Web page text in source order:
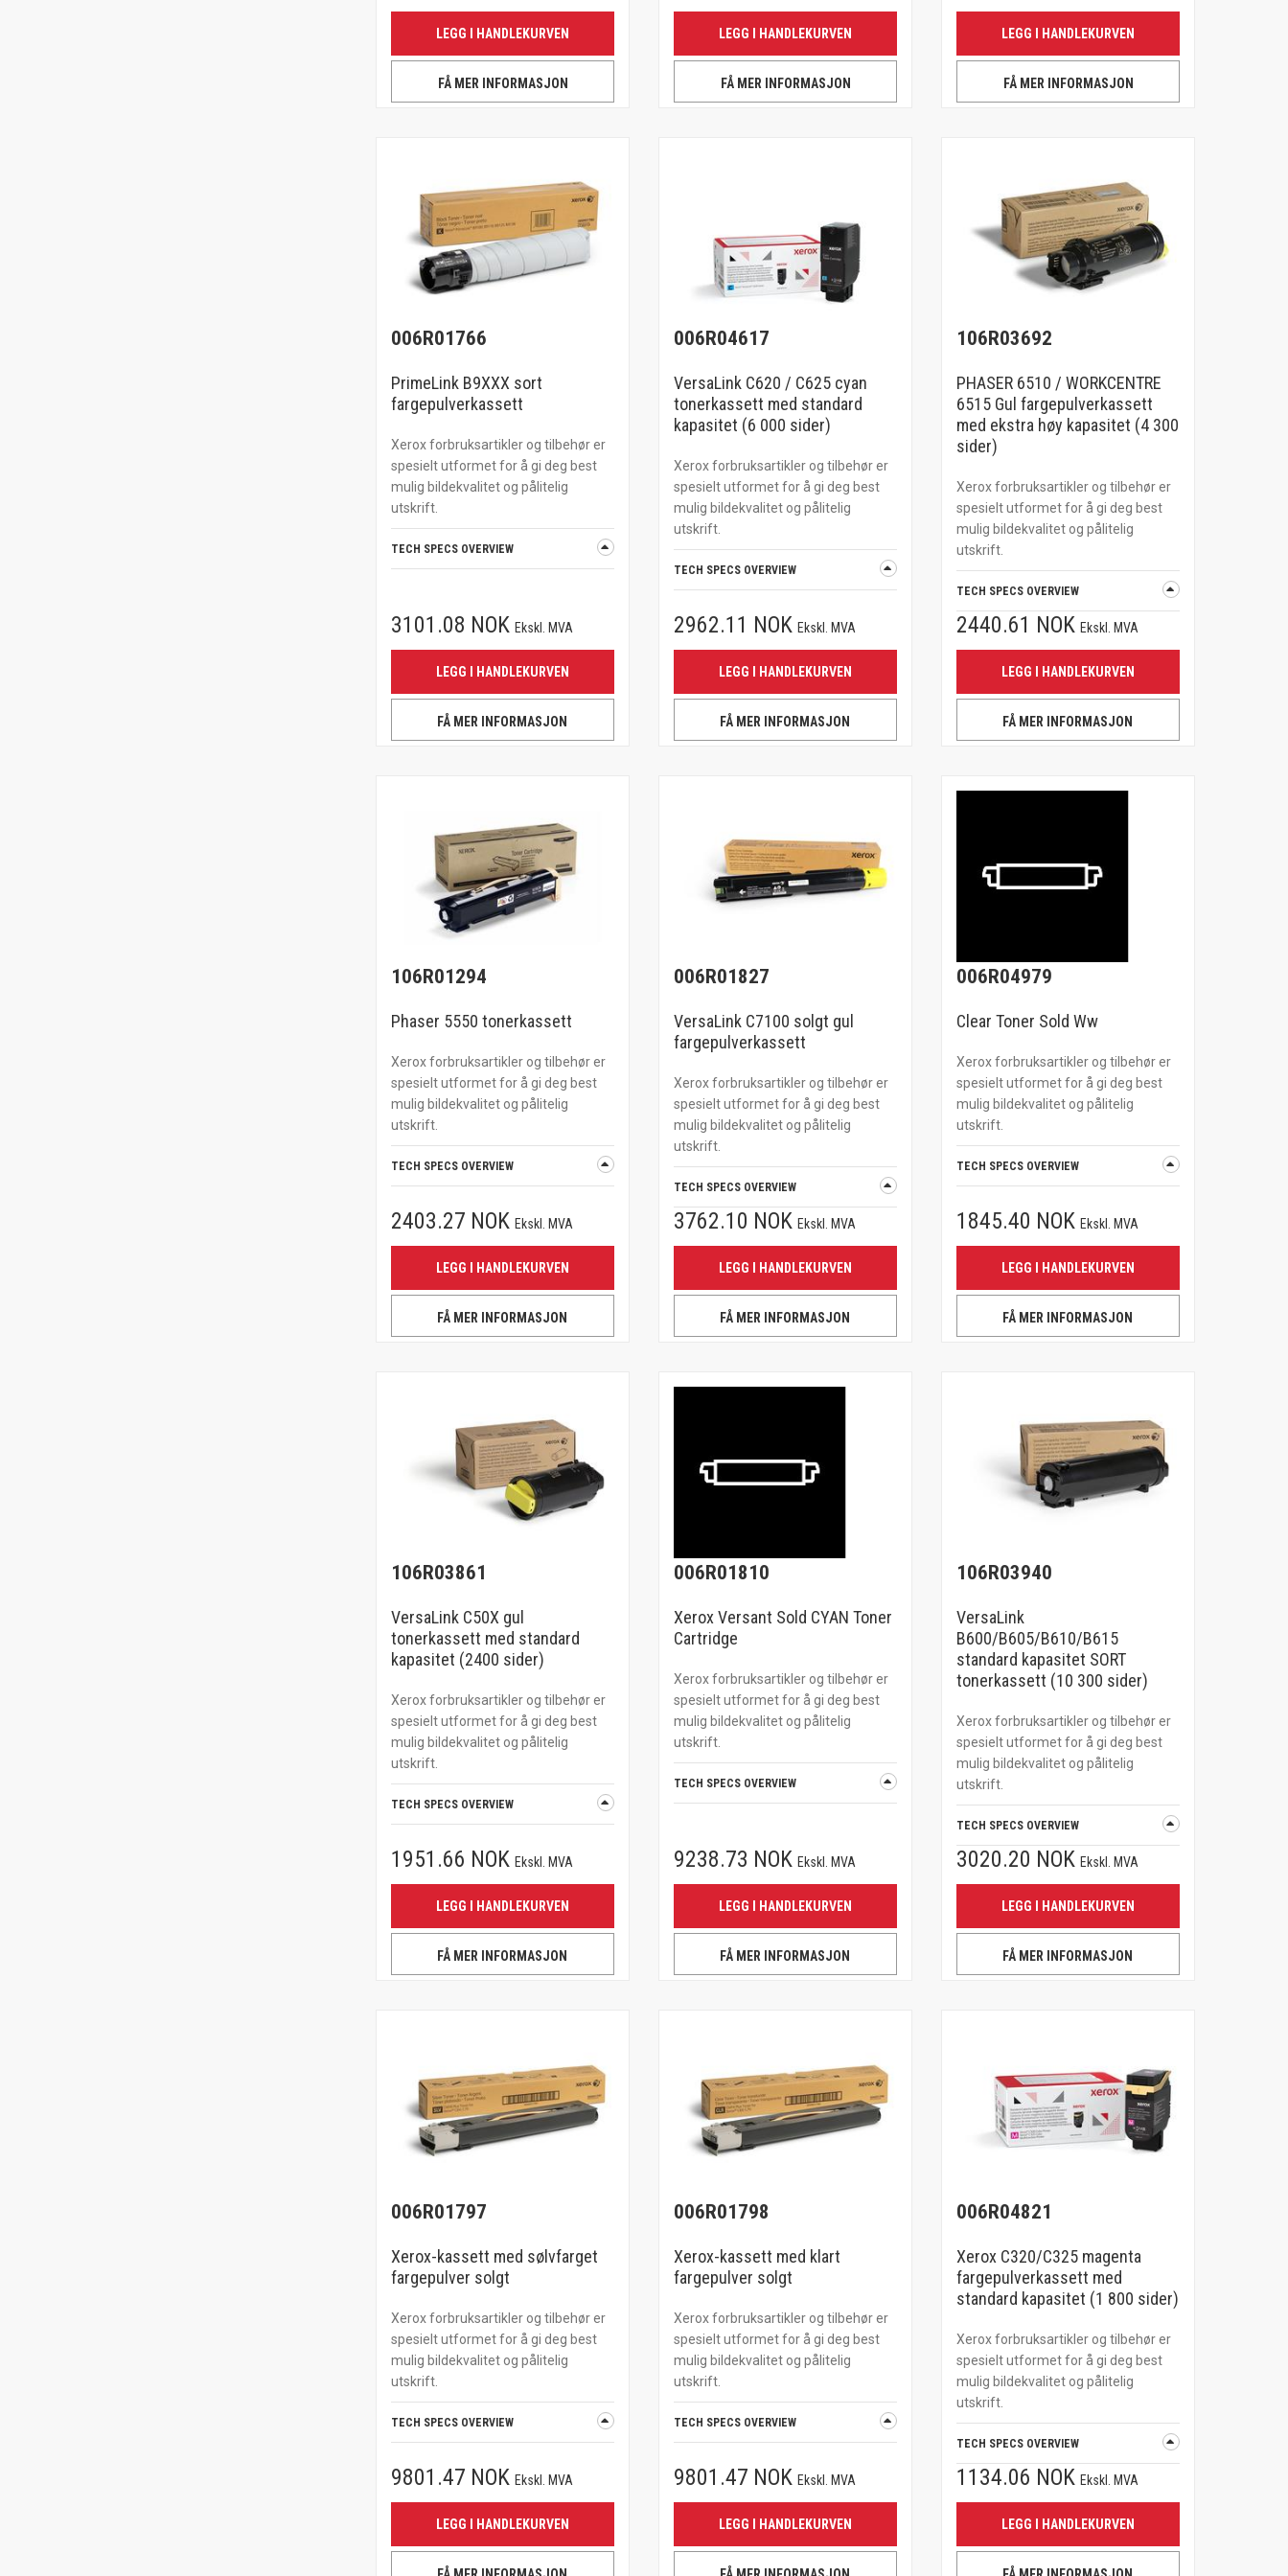
LEGG I HANDLEKURVEN
FÅ MER INFORMASJON
LEGG I HANDLEKURVEN
FÅ MER INFORMASJON
LEGG I HANDLEKURVEN
FÅ MER INFORMASJON
006R01766
PrimeLink B9XXX sort
fargepulverkassett
Xerox forbruksartikler og tilbehør er
spesielt utformet for å gi deg best
mulig bildekvalitet og pålitelig
utskrift.
TECH SPECS OVERVIEW
3101.08 NOK Ekskl. MVA
LEGG I HANDLEKURVEN
FÅ MER INFORMASJON
006R04617
VersaLink C620 / C625 cyan
tonerkassett med standard
kapasitet (6 000 sider)
Xerox forbruksartikler og tilbehør er
spesielt utformet for å gi deg best
mulig bildekvalitet og pålitelig
utskrift.
TECH SPECS OVERVIEW
2962.11 NOK Ekskl. MVA
LEGG I HANDLEKURVEN
FÅ MER INFORMASJON
106R03692
PHASER 6510 / WORKCENTRE
6515 Gul fargepulverkassett
med ekstra høy kapasitet (4 300
sider)
Xerox forbruksartikler og tilbehør er
spesielt utformet for å gi deg best
mulig bildekvalitet og pålitelig
utskrift.
TECH SPECS OVERVIEW
2440.61 NOK Ekskl. MVA
LEGG I HANDLEKURVEN
FÅ MER INFORMASJON
106R01294
Phaser 5550 tonerkassett
Xerox forbruksartikler og tilbehør er
spesielt utformet for å gi deg best
mulig bildekvalitet og pålitelig
utskrift.
TECH SPECS OVERVIEW
2403.27 NOK Ekskl. MVA
LEGG I HANDLEKURVEN
FÅ MER INFORMASJON
006R01827
VersaLink C7100 solgt gul
fargepulverkassett
Xerox forbruksartikler og tilbehør er
spesielt utformet for å gi deg best
mulig bildekvalitet og pålitelig
utskrift.
TECH SPECS OVERVIEW
3762.10 NOK Ekskl. MVA
LEGG I HANDLEKURVEN
FÅ MER INFORMASJON
006R04979
Clear Toner Sold Ww
Xerox forbruksartikler og tilbehør er
spesielt utformet for å gi deg best
mulig bildekvalitet og pålitelig
utskrift.
TECH SPECS OVERVIEW
1845.40 NOK Ekskl. MVA
LEGG I HANDLEKURVEN
FÅ MER INFORMASJON
106R03861
VersaLink C50X gul
tonerkassett med standard
kapasitet (2400 sider)
Xerox forbruksartikler og tilbehør er
spesielt utformet for å gi deg best
mulig bildekvalitet og pålitelig
utskrift.
TECH SPECS OVERVIEW
1951.66 NOK Ekskl. MVA
LEGG I HANDLEKURVEN
FÅ MER INFORMASJON
006R01810
Xerox Versant Sold CYAN Toner
Cartridge
Xerox forbruksartikler og tilbehør er
spesielt utformet for å gi deg best
mulig bildekvalitet og pålitelig
utskrift.
TECH SPECS OVERVIEW
9238.73 NOK Ekskl. MVA
LEGG I HANDLEKURVEN
FÅ MER INFORMASJON
106R03940
VersaLink
B600/B605/B610/B615
standard kapasitet SORT
tonerkassett (10 300 sider)
Xerox forbruksartikler og tilbehør er
spesielt utformet for å gi deg best
mulig bildekvalitet og pålitelig
utskrift.
TECH SPECS OVERVIEW
3020.20 NOK Ekskl. MVA
LEGG I HANDLEKURVEN
FÅ MER INFORMASJON
006R01797
Xerox-kassett med sølvfarget
fargepulver solgt
Xerox forbruksartikler og tilbehør er
spesielt utformet for å gi deg best
mulig bildekvalitet og pålitelig
utskrift.
TECH SPECS OVERVIEW
9801.47 NOK Ekskl. MVA
LEGG I HANDLEKURVEN
006R01798
Xerox-kassett med klart
fargepulver solgt
Xerox forbruksartikler og tilbehør er
spesielt utformet for å gi deg best
mulig bildekvalitet og pålitelig
utskrift.
TECH SPECS OVERVIEW
9801.47 NOK Ekskl. MVA
LEGG I HANDLEKURVEN
006R04821
Xerox C320/C325 magenta
fargepulverkassett med
standard kapasitet (1 800 sider)
Xerox forbruksartikler og tilbehør er
spesielt utformet for å gi deg best
mulig bildekvalitet og pålitelig
utskrift.
TECH SPECS OVERVIEW
1134.06 NOK Ekskl. MVA
LEGG I HANDLEKURVEN